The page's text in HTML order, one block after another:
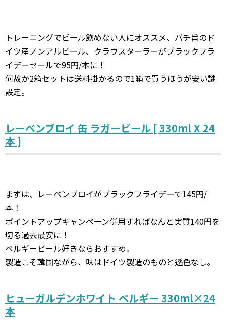
トレーニングでビール飲めない人にオススメ、バチ旨のド
イツ産ノンアルビール、クラウスターラーがブラックフラ
イデーセールで95円/本に！
何故か2箱セットは送料掛かるので1箱で買うほうが安い謎
設定。
レーベンブロイ 缶 ラガービール [ 330ml X 24
本 ]
まずは、レーベンブロイがブラックフライデーで145円/
本！
ポイントアップキャンペーン併用すればなんと実質140円を
切る過去最安に！
ベルギービール好きならおすすめ。
製造こそ韓国ながら、味はドイツ製造のものと遜色なし。
ヒューガルデンホワイト ベルギー 330ml×24
本